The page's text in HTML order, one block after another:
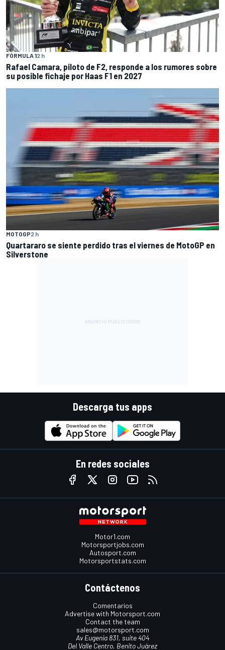
FÓRMULA 12 h
Rafael Camara, piloto de F2, responde a los rumores sobre
su posible fichaje por Haas F1 en 2027
MOTOGP2 h
Quartararo se siente perdido tras el viernes de MotoGP en
Silverstone
Descarga tus apps
En redes sociales
Motor1.com
Motorsportjobs.com
Autosport.com
Motorsportstats.com
Contáctenos
Comentarios
Advertise with Motorsport.com
Contact the team
sales@motorsport.com
Av Eugenia 831, suite 404
Del Valle Centro, Benito Juárez